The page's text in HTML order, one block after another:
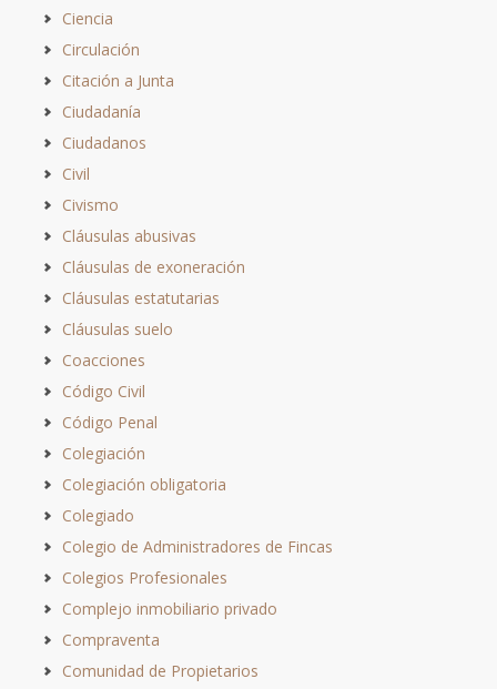
Ciencia
Circulación
Citación a Junta
Ciudadanía
Ciudadanos
Civil
Civismo
Cláusulas abusivas
Cláusulas de exoneración
Cláusulas estatutarias
Cláusulas suelo
Coacciones
Código Civil
Código Penal
Colegiación
Colegiación obligatoria
Colegiado
Colegio de Administradores de Fincas
Colegios Profesionales
Complejo inmobiliario privado
Compraventa
Comunidad de Propietarios